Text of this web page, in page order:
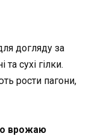
догляду за
сухі гілки.
рости пагони,
врожаю